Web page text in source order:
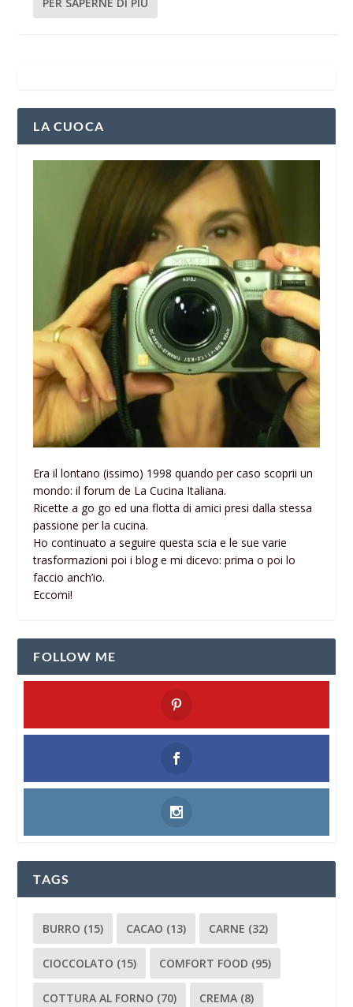
PER SAPERNE DI PIÙ
LA CUOCA
Era il lontano (issimo) 1998 quando per caso scoprii un
mondo: il forum de La Cucina Italiana.
Ricette a go go ed una flotta di amici presi dalla stessa
passione per la cucina.
Ho continuato a seguire questa scia e le sue varie
trasformazioni poi i blog e mi dicevo: prima o poi lo
faccio anch’io.
Eccomi!
FOLLOW ME
TAGS
BURRO (15) CACAO (13) CARNE (32)
CIOCCOLATO (15) COMFORT FOOD (95)
COTTURA AL FORNO (70) CREMA (8)